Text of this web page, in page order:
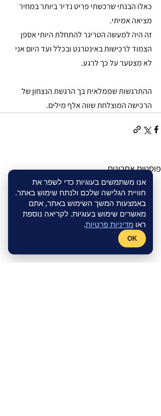
אנו משתמשים בעוגיות כדי לשפר את
חוויית הגלישה שלכם ולנתח שימוש באתר.
באמצעות המשך השימוש באתר, אתם
מאשרים שימוש בעוגיות. לקריאה נוספת
ראו מדיניות פרטיות.
OK
כאלו הבנתי שרכשתי פריט נדיר ביותר במחיר
מציאה אמיתי.
זה היה למעשה הטריגר להתחלת היותי אספן
הצמוד לרכישות באינטרנט ובכלל ועד היום אני
לא מצטער על כך לרגע.
ההתרגשות שממלאית בך הרגשת הנצחון של
הרכישה המוצלחת שווה אלף מילים.
פוסטים אחרונים